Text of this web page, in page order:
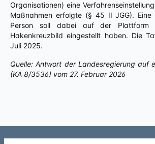
Organisationen) eine
Maßnahmen erfolgte (§ 45 II JGG). Eine
Person soll dabei auf der Plattform
Hakenkreuzbild eingestellt haben. Die
Juli 2025.
Quelle: Antwort der Landesregierung auf
(KA 8/3536) vom 27. Februar 2026